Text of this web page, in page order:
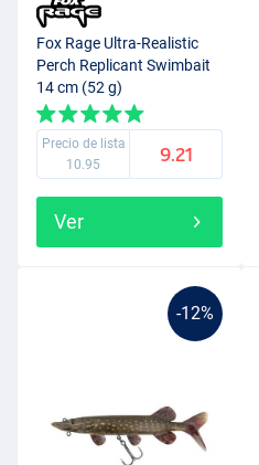
Fox Rage Ultra-Realistic
Perch Replicant Swimbait
14 cm (52 g)
Precio de lista
10.95
9.21
Ver
-12%